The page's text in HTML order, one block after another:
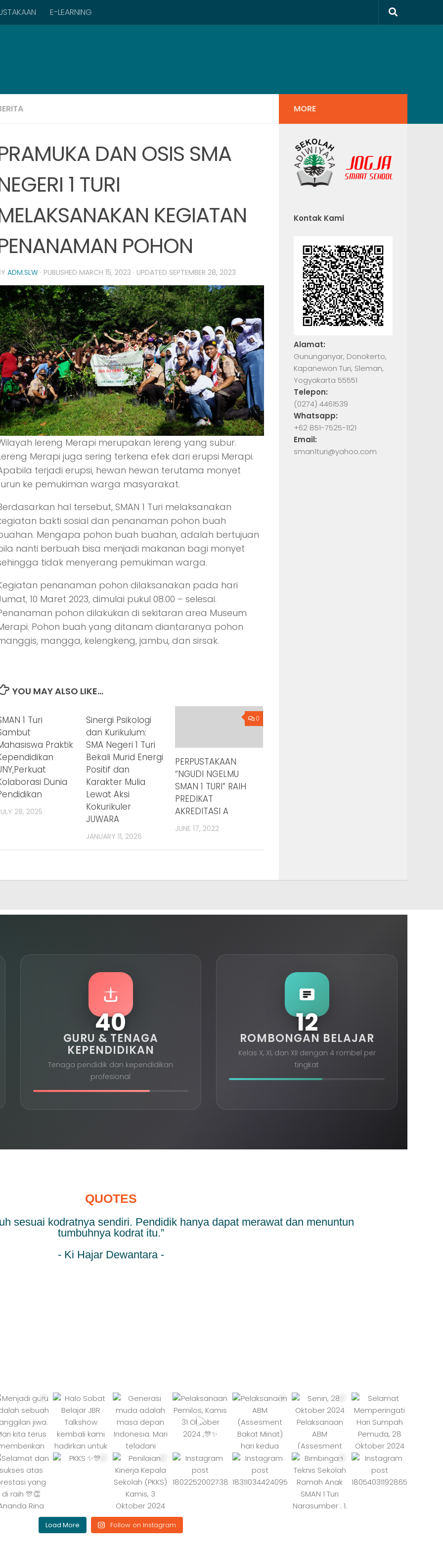
E-LEARNING
DAN OSIS SMA
1 TURI
KEGIATAN
POHON
ADM.SLW · PUBLISHED MARCH 15, 2023 · UPDATED SEPTEMBER 28, 2023
lereng Merapi merupakan lereng yang subur.
Merapi juga sering terkena efek dari erupsi Merapi.
terjadi erupsi, hewan hewan terutama monyet
ke pemukiman warga masyarakat.
hal tersebut, SMAN 1 Turi melaksanakan
bakti sosial dan penanaman pohon buah
Mengapa pohon buah buahan, adalah bertujuan
nanti berbuah bisa menjadi makanan bagi monyet
tidak menyerang pemukiman warga.
penanaman pohon dilaksanakan pada hari
10 Maret 2023, dimulai pukul 08.00 – selesai.
pohon dilakukan di sekitaran area Museum
Pohon buah yang ditanam diantaranya pohon
mangga, kelengkeng, jambu, dan sirsak.
YOU MAY ALSO LIKE...
1 Turi
Praktik
Dunia
28, 2025
Sinergi Psikologi
dan Kurikulum:
SMA Negeri 1 Turi
Bekali Murid Energi
Positif dan
Karakter Mulia
Lewat Aksi
Kokurikuler
JUWARA
JANUARY 11, 2026
0
PERPUSTAKAAN
“NGUDI NGELMU
SMAN 1 TURI” RAIH
PREDIKAT
AKREDITASI A
JUNE 17, 2022
MORE
Kontak Kami
Alamat:
Gununganyar, Donokerto,
Kapanewon Turi, Sleman,
Yogyakarta 55551
Telepon:
(0274) 4461539
Whatsapp:
+62 851-7525-1121
Email:
sman1turi@yahoo.com
40
GURU & TENAGA
KEPENDIDIKAN
Tenaga pendidik dan kependidikan
profesional
12
ROMBONGAN BELAJAR
Kelas X, XI, dan XII dengan 4 rombel per
tingkat
QUOTES
sesuai kodratnya sendiri. Pendidik hanya dapat merawat dan menuntun
tumbuhnya kodrat itu.”
- Ki Hajar Dewantara -
Load More Follow on Instagram